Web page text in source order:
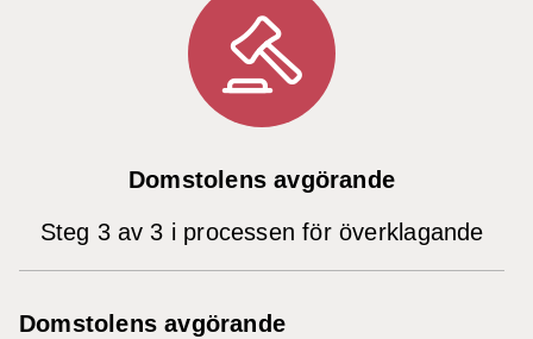
Domstolens avgörande
Steg 3 av 3 i processen för överklagande
Domstolens avgörande